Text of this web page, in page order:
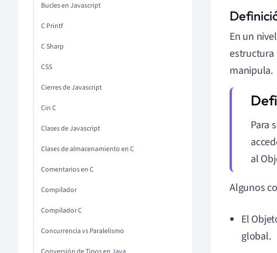
Bucles en Javascript
C Printf
C Sharp
CSS
Cierres de Javascript
Cin C
Clases de Javascript
Clases de almacenamiento en C
Comentarios en C
Compilador
Compilador C
Concurrencia vs Paralelismo
En un
estructura
manipula.
Para
al
Algunos
El
global.